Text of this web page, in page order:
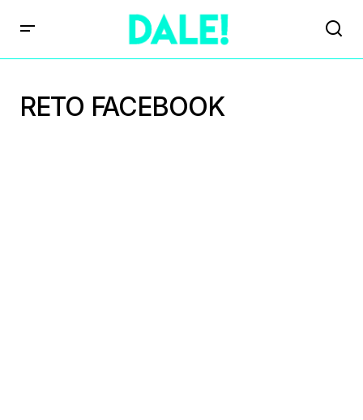
RETO FACEBOOK